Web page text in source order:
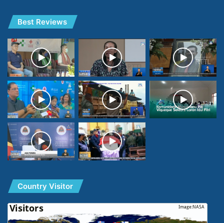
Best Reviews
Country Visitor